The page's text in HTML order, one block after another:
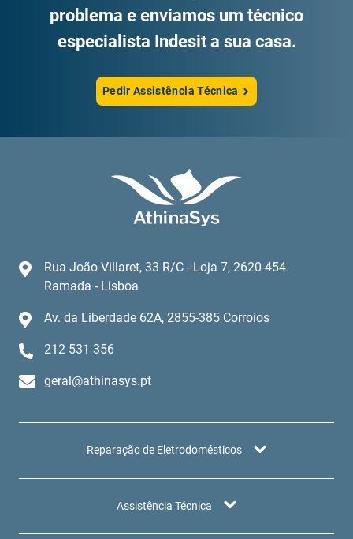
problema e enviamos um técnico
especialista Indesit a sua casa.
Pedir Assistência Técnica
Rua João Villaret, 33 R/C - Loja 7, 2620-454
Ramada - Lisboa
Av. da Liberdade 62A, 2855-385 Corroios
212 531 356
geral@athinasys.pt
Reparação de Eletrodomésticos
Assistência Técnica